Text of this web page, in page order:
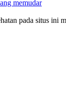
memudar
pada situs ini